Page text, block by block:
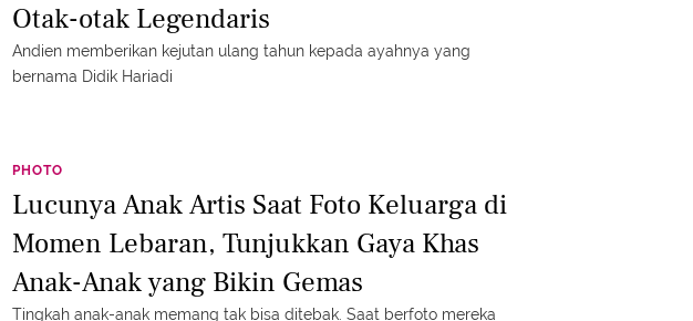
Otak-otak Legendaris
Andien memberikan kejutan ulang tahun kepada ayahnya yang
bernama Didik Hariadi
PHOTO
Lucunya Anak Artis Saat Foto Keluarga di
Momen Lebaran, Tunjukkan Gaya Khas
Anak-Anak yang Bikin Gemas
Tingkah anak-anak memang tak bisa ditebak. Saat berfoto mereka